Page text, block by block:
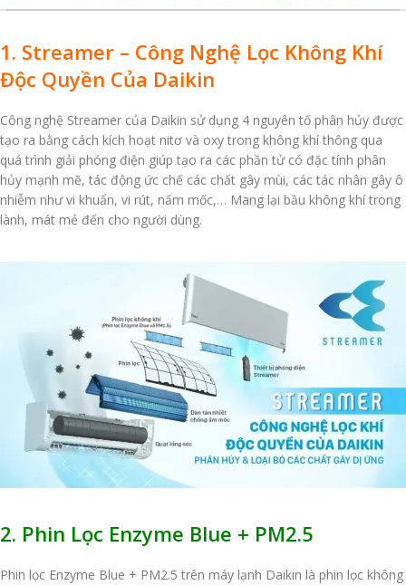
1. Streamer – Công Nghệ Lọc Không Khí
Độc Quyền Của Daikin
Công nghệ Streamer của Daikin sử dụng 4 nguyên tố phân hủy được
tạo ra bằng cách kích hoạt nitơ và oxy trong không khí thông qua
quá trình giải phóng điện giúp tạo ra các phần tử có đặc tính phân
hủy mạnh mẽ, tác động ức chế các chất gây mùi, các tác nhân gây ô
nhiễm như vi khuẩn, vi rút, nấm mốc,… Mang lại bầu không khí trong
lành, mát mẻ đến cho người dùng.
2. Phin Lọc Enzyme Blue + PM2.5
Phin lọc Enzyme Blue + PM2.5 trên máy lạnh Daikin là phin lọc không